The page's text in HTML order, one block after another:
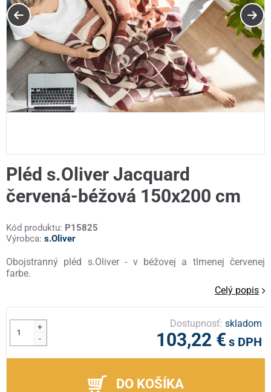
Pléd s.Oliver Jacquard
červená-béžová 150x200 cm
Kód produktu: P15825
Výrobca: s.Oliver
Obojstranný pléd s.Oliver - v béžovej a tlmenej červenej
farbe.
Celý popis
+
-
Dostupnosť:skladom
103,22 € s DPH
DO KOŠÍKA